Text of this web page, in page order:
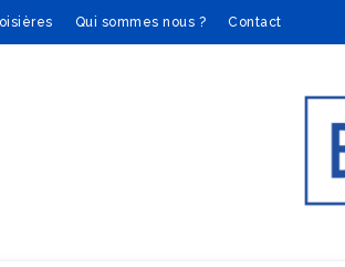
Qui sommes nous ? Contact